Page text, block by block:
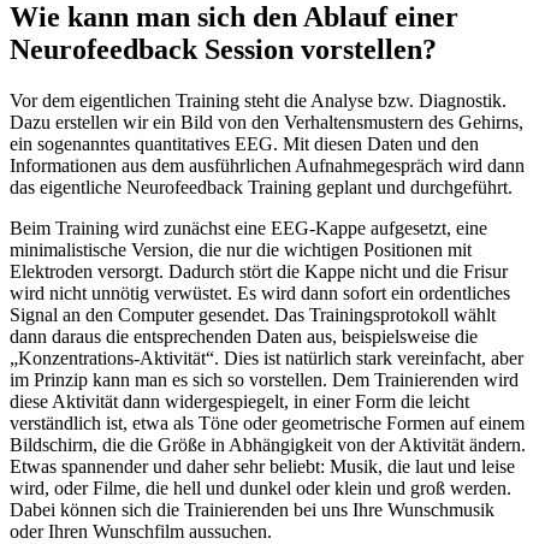
Wie kann man sich den Ablauf einer
Neurofeedback Session vorstellen?
Vor dem eigentlichen Training steht die Analyse bzw. Diagnostik.
Dazu erstellen wir ein Bild von den Verhaltensmustern des Gehirns,
ein sogenanntes quantitatives EEG. Mit diesen Daten und den
Informationen aus dem ausführlichen Aufnahmegespräch wird dann
das eigentliche Neurofeedback Training geplant und durchgeführt.
Beim Training wird zunächst eine EEG-Kappe aufgesetzt, eine
minimalistische Version, die nur die wichtigen Positionen mit
Elektroden versorgt. Dadurch stört die Kappe nicht und die Frisur
wird nicht unnötig verwüstet. Es wird dann sofort ein ordentliches
Signal an den Computer gesendet. Das Trainingsprotokoll wählt
dann daraus die entsprechenden Daten aus, beispielsweise die
„Konzentrations-Aktivität“. Dies ist natürlich stark vereinfacht, aber
im Prinzip kann man es sich so vorstellen. Dem Trainierenden wird
diese Aktivität dann widergespiegelt, in einer Form die leicht
verständlich ist, etwa als Töne oder geometrische Formen auf einem
Bildschirm, die die Größe in Abhängigkeit von der Aktivität ändern.
Etwas spannender und daher sehr beliebt: Musik, die laut und leise
wird, oder Filme, die hell und dunkel oder klein und groß werden.
Dabei können sich die Trainierenden bei uns Ihre Wunschmusik
oder Ihren Wunschfilm aussuchen.